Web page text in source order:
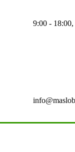
9:00 -